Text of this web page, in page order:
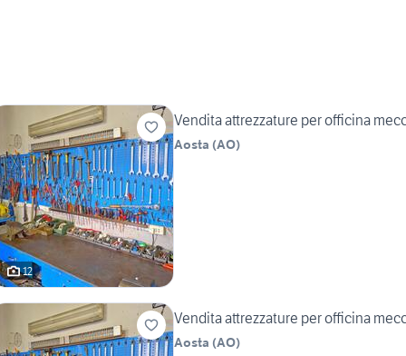
12
Vendita attrezzature per officina
Aosta (AO)
Vendita attrezzature per officina
Aosta (AO)